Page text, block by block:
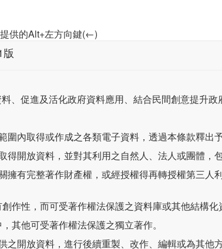
供的Alt+左方向鍵(←)
、促進及活化政府資料應用、結合民間創意提升政
圍內取得或作成之各類電子資料，透過本條款釋出
得開放資料，並對其利用之自然人、法人或團體，
擁有完整著作財產權，或經授權得再轉授權第三人
作性，而可受著作權法保護之資料庫或其他結構化
其他可受著作權法保護之獨立著作。
之開放資料，進行後續重製、改作、編輯或為其他